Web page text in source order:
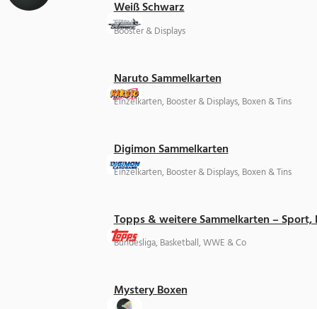
Weiß Schwarz
Booster & Displays
Naruto Sammelkarten
Einzelkarten, Booster & Displays, Boxen & Tins
Digimon Sammelkarten
Einzelkarten, Booster & Displays, Boxen & Tins
Topps & weitere Sammelkarten –
Bundesliga, Basketball, WWE & Co
Mystery Boxen